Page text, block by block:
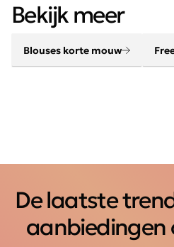
chique, elegant, stoer en
Bekijk meer
Blouses korte mouw
De laatste
aanbiedingen